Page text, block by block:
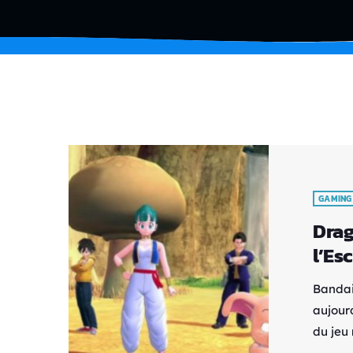
GAMING
du jeu